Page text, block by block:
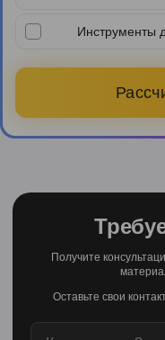
Инструменты
Получите
Оставьте свои